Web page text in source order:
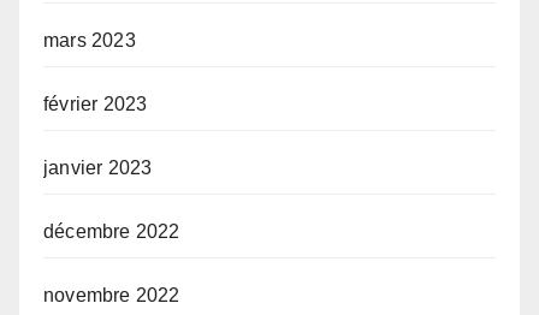
mars 2023
février 2023
janvier 2023
décembre 2022
novembre 2022